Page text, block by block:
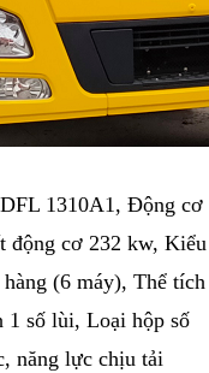
1310A1, Động cơ
động cơ 232 kw, Kiểu
(6 máy), Thể tích
1 số lùi, Loại hộp số
năng lực chịu tải